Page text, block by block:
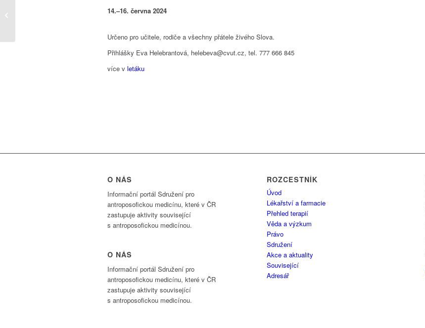
14.–16. června 2024
Určeno pro učitele, rodiče a všechny přátele živého Slova.
Přihlášky Eva Helebrantová, helebeva@cvut.cz, tel. 777 666 845
více v letáku
O NÁS
Informační portál Sdružení pro
antroposofickou medicínu, které v ČR
zastupuje aktivity související
s antroposofickou medicínou.
O NÁS
Informační portál Sdružení pro
antroposofickou medicínu, které v ČR
zastupuje aktivity související
s antroposofickou medicínou.
ROZCESTNÍK
Úvod
Lékařství a farmacie
Přehled terapií
Věda a výzkum
Právo
Sdružení
Akce a aktuality
Související
Adresář